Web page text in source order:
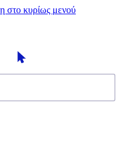
στο κυρίως μενού